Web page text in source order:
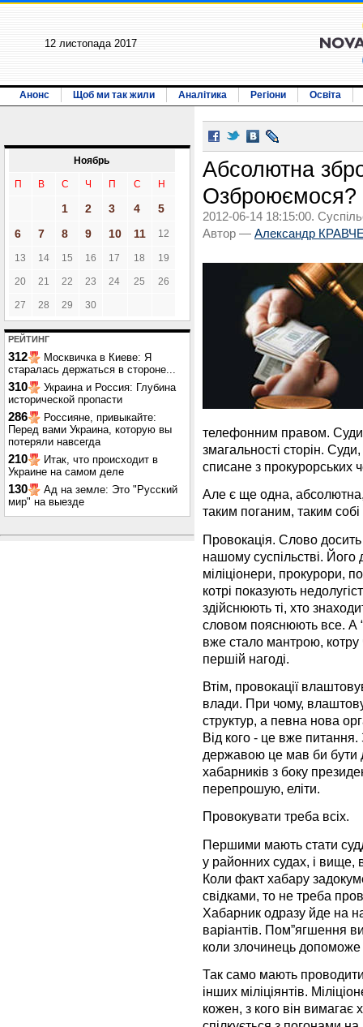
12 листопада 2017
Анонс Щоб ми так жили Аналітика Регіони Освіта
Ноябрь
П В С Ч П С Н
1 2 3 4
5
6
7 8 9 10 11 12
13 14 15 16 17 18 19
20 21 22 23 24 25 26
27 28 29 30
РЕЙТИНГ
312
Москвичка в Киеве: Я
старалась держаться в стороне...
310
Украина и Россия: Глубина
исторической пропасти
286
Россияне, привыкайте:
Перед вами Украина, которую вы
потеряли навсегда
210
Итак, что происходит в
Украине на самом деле
130
Ад на земле: Это "Русский
мир" на выезде
Абсолютна
Озброюємося?
2012-06-14 18:15:00.
Автор — Александр
телефонним правом.
змагальності сторін.
списане з прокурорських
Але є ще одна,
таким поганим, таким
Провокація. Слово
нашому суспільстві.
міліціонери, прокурори,
котрі показують
здійснюють ті, хто
словом пояснюють все. А
вже стало мантрою, котру
першій нагоді.
Втім, провокації
влади. При чому,
структур, а певна нова
Від кого - це вже
державою це мав би бути
хабарників з боку
перепрошую, еліти.
Провокувати треба всіх.
Першими мають стати
у районних судах, і вище,
Коли факт хабару
свідками, то не треба
Хабарник одразу йде на
варіантів. Пом”ягшення
коли злочинець допоможе
Так само мають
інших міліціянтів.
кожен, з кого він вимагає